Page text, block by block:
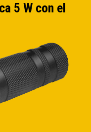
5 W con el